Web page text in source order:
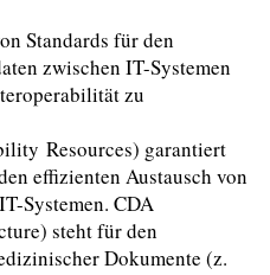
Standards für den
zwischen IT-Systemen
zu
Resources) garantiert
effizienten Austausch von
Systemen. CDA
steht für den
Dokumente (z.